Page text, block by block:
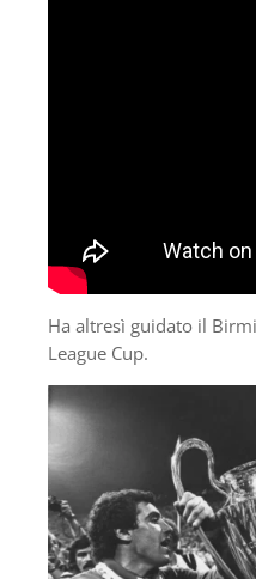
Ha altresì guidato il
League Cup.